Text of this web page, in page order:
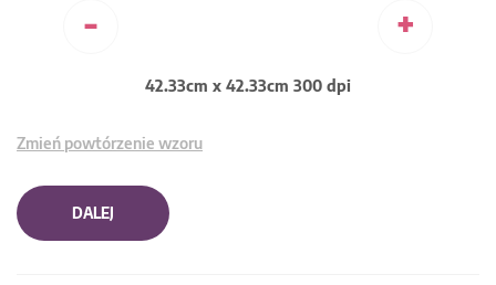
- +
42.33cm x 42.33cm 300 dpi
Zmień powtórzenie wzoru
DALEJ